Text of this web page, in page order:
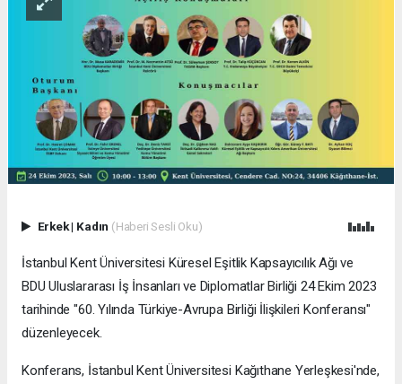
Erkek| Kadın (Haberi Sesli Oku)
İstanbul Kent Üniversitesi Küresel Eşitlik Kapsayıcılık Ağı ve
BDU Uluslararası İş İnsanları ve Diplomatlar Birliği 24 Ekim 2023
tarihinde "60. Yılında Türkiye-Avrupa Birliği İlişkileri Konferansı"
düzenleyecek.
Konferans, İstanbul Kent Üniversitesi Kağıthane Yerleşkesi'nde,